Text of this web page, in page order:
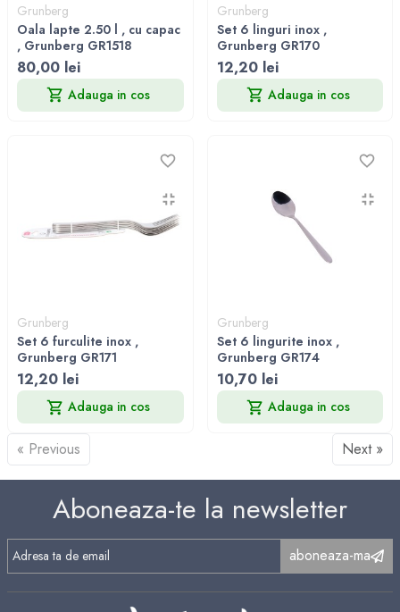
Grunberg
Oala lapte 2.50 l , cu capac
, Grunberg GR1518
80,00 lei
Adauga in cos
Grunberg
Set 6 linguri inox ,
Grunberg GR170
12,20 lei
Adauga in cos
Grunberg
Set 6 furculite inox ,
Grunberg GR171
12,20 lei
Adauga in cos
Grunberg
Set 6 lingurite inox ,
Grunberg GR174
10,70 lei
Adauga in cos
« Previous Next »
Aboneaza-te la newsletter
aboneaza-ma